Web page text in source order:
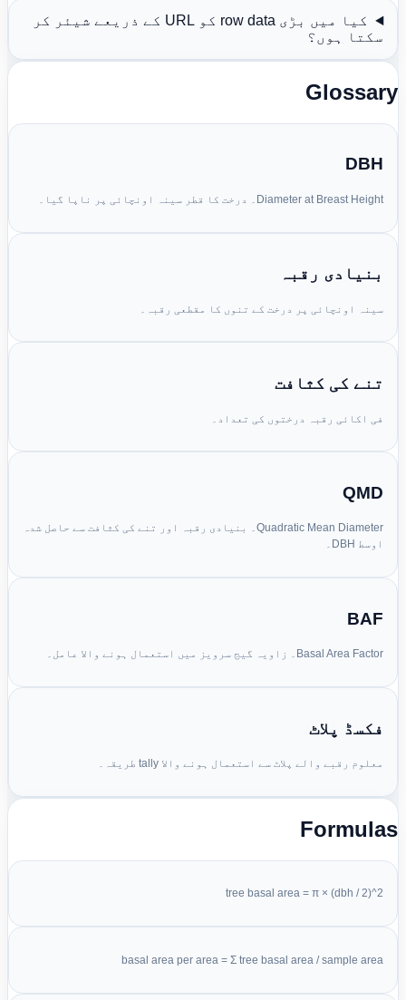
کیا میں بڑی row data کو URL کے ذریعے شیئر کر
سکتا ہوں؟
DBH
Diameter at Breast Height۔ درخت کا قطر سینہ اونچائی پر ناپا گیا۔
بنیادی رقبہ
سینہ اونچائی پر درخت کے تنوں کا مقطعی رقبہ۔
تنے کی کثافت
فی اکائی رقبہ درختوں کی تعداد۔
QMD
Quadratic Mean Diameter۔ بنیادی رقبہ اور تنے کی کثافت سے حاصل شدہ
اوسط DBH۔
BAF
Basal Area Factor۔ زاویہ گیج سرویز میں استعمال ہونے والا عامل۔
فکسڈ پلاٹ
معلوم رقبے والے پلاٹ سے استعمال ہونے والا tally طریقہ۔
tree basal area = π × (dbh / 2)^2
basal area per area = Σ tree basal area / sample area